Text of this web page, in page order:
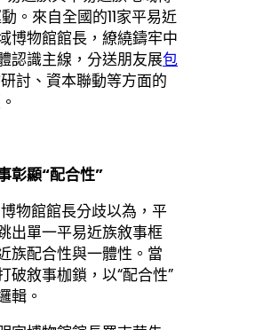
。來自全國的11家平易近
博物館館長，繚繞鑄牢中
認識主線，分送朋友展包
討、資本聯動等方面的
彰顯“配合性”
博物館館長分歧以為，平
出單一平易近族敘事框
族配合性與一體性。當
破敘事枷鎖，以“配合性”
輯。